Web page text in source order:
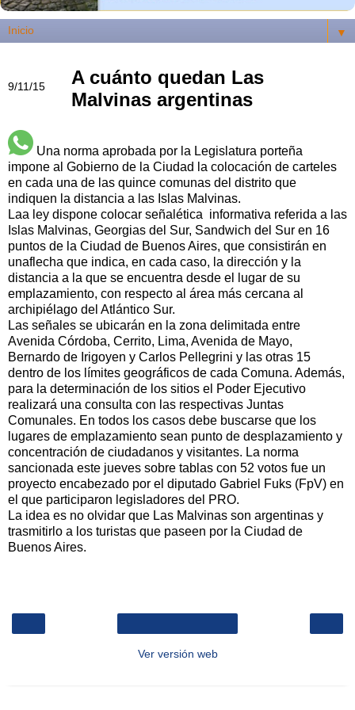
▼
9/11/15
A cuánto quedan Las
Malvinas argentinas
Una norma aprobada por la Legislatura porteña
impone al Gobierno de la Ciudad la colocación de carteles
en cada una de las quince comunas del distrito que
indiquen la distancia a las Islas Malvinas.
Laa ley dispone colocar señalética informativa referida a las
Islas Malvinas, Georgias del Sur, Sandwich del Sur en 16
puntos de la Ciudad de Buenos Aires, que consistirán en
unaflecha que indica, en cada caso, la dirección y la
distancia a la que se encuentra desde el lugar de su
emplazamiento, con respecto al área más cercana al
archipiélago del Atlántico Sur.
Las señales se ubicarán en la zona delimitada entre
Avenida Córdoba, Cerrito, Lima, Avenida de Mayo,
Bernardo de Irigoyen y Carlos Pellegrini y las otras 15
dentro de los límites geográficos de cada Comuna. Además,
para la determinación de los sitios el Poder Ejecutivo
realizará una consulta con las respectivas Juntas
Comunales. En todos los casos debe buscarse que los
lugares de emplazamiento sean punto de desplazamiento y
concentración de ciudadanos y visitantes. La norma
sancionada este jueves sobre tablas con 52 votos fue un
proyecto encabezado por el diputado Gabriel Fuks (FpV) en
el que participaron legisladores del PRO.
La idea es no olvidar que Las Malvinas son argentinas y
trasmitirlo a los turistas que paseen por la Ciudad de
Buenos Aires.
Ver versión web